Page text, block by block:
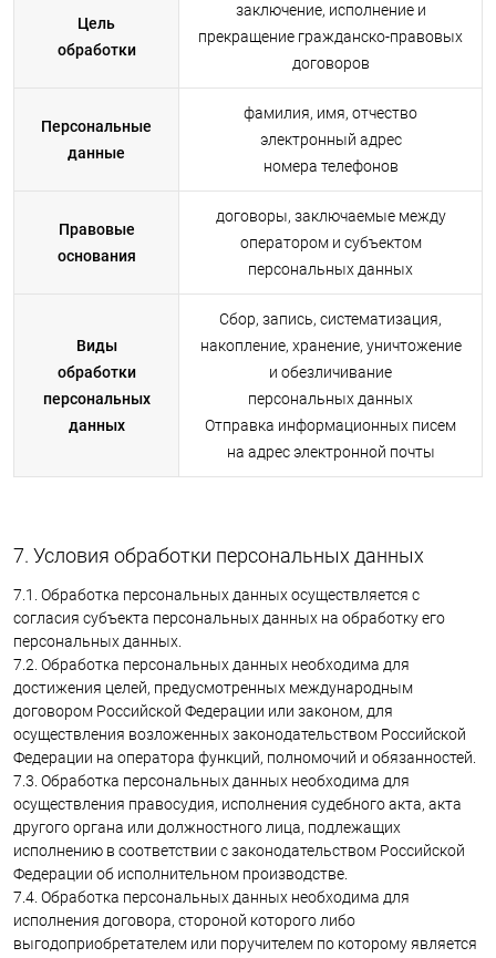
Цель
обработки
заключение, исполнение и
прекращение гражданско-правовых
договоров
Персональные
данные
фамилия, имя, отчество
электронный адрес
номера телефонов
Правовые
основания
договоры, заключаемые между
оператором и субъектом
персональных данных
Виды
обработки
персональных
данных
Сбор, запись, систематизация,
накопление, хранение, уничтожение
и обезличивание
персональных данных
Отправка информационных писем
на адрес электронной почты
7. Условия обработки персональных данных
7.1. Обработка персональных данных осуществляется с
согласия субъекта персональных данных на обработку его
персональных данных.
7.2. Обработка персональных данных необходима для
достижения целей, предусмотренных международным
договором Российской Федерации или законом, для
осуществления возложенных законодательством Российской
Федерации на оператора функций, полномочий и обязанностей.
7.3. Обработка персональных данных необходима для
осуществления правосудия, исполнения судебного акта, акта
другого органа или должностного лица, подлежащих
исполнению в соответствии с законодательством Российской
Федерации об исполнительном производстве.
7.4. Обработка персональных данных необходима для
исполнения договора, стороной которого либо
выгодоприобретателем или поручителем по которому является